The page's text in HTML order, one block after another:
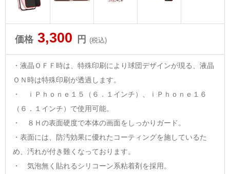
価格 3,300 円 (税込)
・液晶ＯＦＦ時は、特殊印刷により球団デザインが現る、液晶
ＯＮ時は特殊印刷が透過します。
・ ｉＰｈｏｎｅ１５（６．１インチ）、ｉＰｈｏｎｅ１６
（６．１インチ）で使用可能。
・ ８Ｈの表面硬度で本体の画面をしっかりガード。
・表面には、防汚効果に優れたコーティングを施しているた
め、汚れが付き難くなっております。
・ 気泡無く貼れるシリコーン系粘着剤を採用。